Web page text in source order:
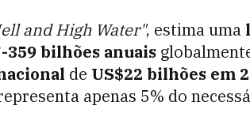
and High Water", estima uma
359 bilhões anuais
de US$22 bilhões em
apenas 5% do